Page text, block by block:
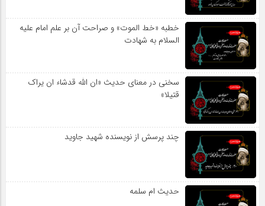
خطبه «خط الموت» و صراحت آن بر علم امام علیه
السلام به شهادت
سخنی در معنای حدیث «ان الله قدشاء ان یراک
قتیلا»
چند پرسش از نویسنده شهید جاوید
حدیث ام سلمه